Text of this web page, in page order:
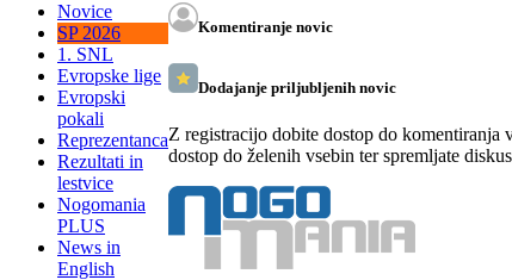
Novice
SP 2026
1. SNL
Evropske lige
Evropski
pokali
Reprezentanca
Rezultati in
lestvice
Nogomania
PLUS
News in
English
Komentiranje novic
Dodajanje priljubljenih novic
Z registracijo dobite dostop do komentiranja
dostop do želenih vsebin ter spremljate